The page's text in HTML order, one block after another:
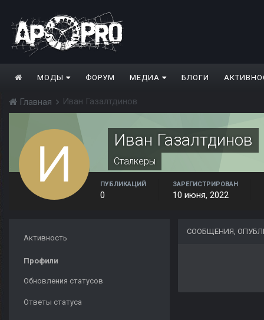
МОДЫ ФОРУМ МЕДИА БЛОГИ
Главная Иван Газалтдинов
Иван Газалтдинов
Сталкеры
ПУБЛИКАЦИЙ
0
ЗАРЕГИСТРИРОВАН
10 июня, 2022
Активность
Профили
Обновления статусов
Ответы статуса
СООБЩЕНИЯ,